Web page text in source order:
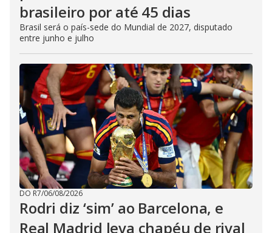
brasileiro por até 45 dias
Brasil será o país-sede do Mundial de 2027, disputado
entre junho e julho
DO R7/06/08/2026
Rodri diz ‘sim’ ao Barcelona, e
Real Madrid leva chapéu de rival